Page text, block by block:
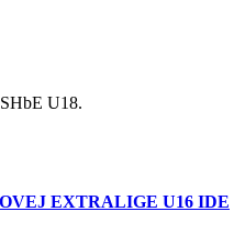
U18.
EXTRALIGE U16 IDE